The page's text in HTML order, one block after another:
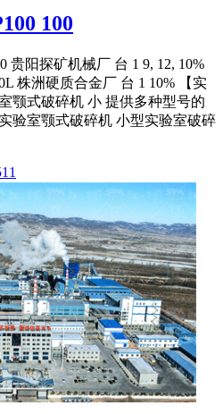
100
贵阳探矿机械厂 台 1 9, 12, 10%
株洲硬质合金厂 台 1 10% 【实
颚式破碎机 小 提供多种型号的
验室颚式破碎机 小型实验室破碎